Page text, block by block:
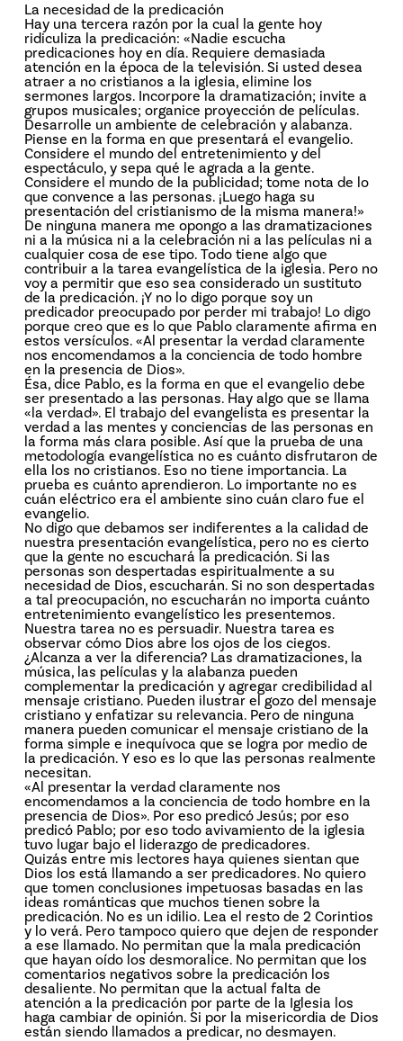
La necesidad de la predicación
Hay una tercera razón por la cual la gente hoy
ridiculiza la predicación: «Nadie escucha
predicaciones hoy en día. Requiere demasiada
atención en la época de la televisión. Si usted desea
atraer a no cristianos a la iglesia, elimine los
sermones largos. Incorpore la dramatización; invite a
grupos musicales; organice proyección de películas.
Desarrolle un ambiente de celebración y alabanza.
Piense en la forma en que presentará el evangelio.
Considere el mundo del entretenimiento y del
espectáculo, y sepa qué le agrada a la gente.
Considere el mundo de la publicidad; tome nota de lo
que convence a las personas. ¡Luego haga su
presentación del cristianismo de la misma manera!»
De ninguna manera me opongo a las dramatizaciones
ni a la música ni a la celebración ni a las películas ni a
cualquier cosa de ese tipo. Todo tiene algo que
contribuir a la tarea evangelística de la iglesia. Pero no
voy a permitir que eso sea considerado un sustituto
de la predicación. ¡Y no lo digo porque soy un
predicador preocupado por perder mi trabajo! Lo digo
porque creo que es lo que Pablo claramente afirma en
estos versículos. «Al presentar la verdad claramente
nos encomendamos a la conciencia de todo hombre
en la presencia de Dios».
Ésa, dice Pablo, es la forma en que el evangelio debe
ser presentado a las personas. Hay algo que se llama
«la verdad». El trabajo del evangelista es presentar la
verdad a las mentes y conciencias de las personas en
la forma más clara posible. Así que la prueba de una
metodología evangelística no es cuánto disfrutaron de
ella los no cristianos. Eso no tiene importancia. La
prueba es cuánto aprendieron. Lo importante no es
cuán eléctrico era el ambiente sino cuán claro fue el
evangelio.
No digo que debamos ser indiferentes a la calidad de
nuestra presentación evangelística, pero no es cierto
que la gente no escuchará la predicación. Si las
personas son despertadas espiritualmente a su
necesidad de Dios, escucharán. Si no son despertadas
a tal preocupación, no escucharán no importa cuánto
entretenimiento evangelístico les presentemos.
Nuestra tarea no es persuadir. Nuestra tarea es
observar cómo Dios abre los ojos de los ciegos.
¿Alcanza a ver la diferencia? Las dramatizaciones, la
música, las películas y la alabanza pueden
complementar la predicación y agregar credibilidad al
mensaje cristiano. Pueden ilustrar el gozo del mensaje
cristiano y enfatizar su relevancia. Pero de ninguna
manera pueden comunicar el mensaje cristiano de la
forma simple e inequívoca que se logra por medio de
la predicación. Y eso es lo que las personas realmente
necesitan.
«Al presentar la verdad claramente nos
encomendamos a la conciencia de todo hombre en la
presencia de Dios». Por eso predicó Jesús; por eso
predicó Pablo; por eso todo avivamiento de la iglesia
tuvo lugar bajo el liderazgo de predicadores.
Quizás entre mis lectores haya quienes sientan que
Dios los está llamando a ser predicadores. No quiero
que tomen conclusiones impetuosas basadas en las
ideas románticas que muchos tienen sobre la
predicación. No es un idilio. Lea el resto de 2 Corintios
y lo verá. Pero tampoco quiero que dejen de responder
a ese llamado. No permitan que la mala predicación
que hayan oído los desmoralice. No permitan que los
comentarios negativos sobre la predicación los
desaliente. No permitan que la actual falta de
atención a la predicación por parte de la Iglesia los
haga cambiar de opinión. Si por la misericordia de Dios
están siendo llamados a predicar, no desmayen.